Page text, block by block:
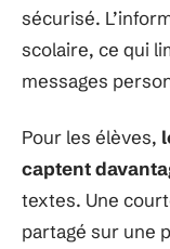
sécurisé.
scolaire, ce qui
messages
Pour les élèves,
captent
textes. Une
partagé sur une